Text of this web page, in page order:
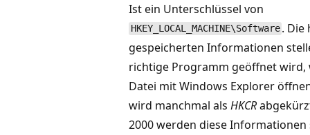
Ist ein Unterschlüssel von
HKEY_LOCAL_MACHINE\Software . Die
gespeicherten Informationen
richtige Programm geöffnet wird,
Datei mit Windows Explorer
wird manchmal als HKCR
2000 werden diese